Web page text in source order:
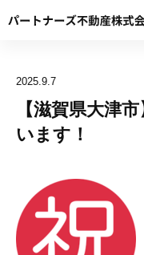
2025.9.7
【滋賀県大津
います！